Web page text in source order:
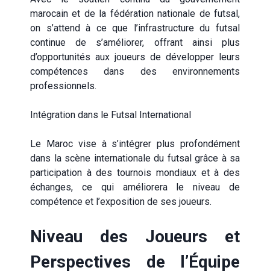
marocain et de la fédération nationale de futsal,
on s’attend à ce que l’infrastructure du futsal
continue de s’améliorer, offrant ainsi plus
d’opportunités aux joueurs de développer leurs
compétences dans des environnements
professionnels.
Intégration dans le Futsal International
Le Maroc vise à s’intégrer plus profondément
dans la scène internationale du futsal grâce à sa
participation à des tournois mondiaux et à des
échanges, ce qui améliorera le niveau de
compétence et l’exposition de ses joueurs.
Niveau des Joueurs et
Perspectives de l’Équipe